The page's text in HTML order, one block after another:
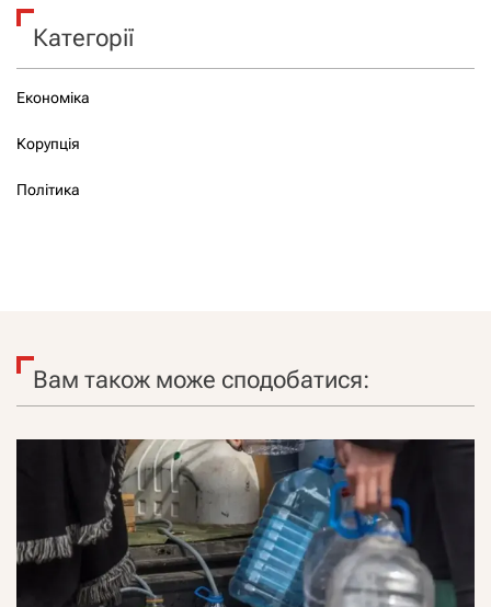
Категорії
Економіка
Корупція
Політика
Вам також може сподобатися: